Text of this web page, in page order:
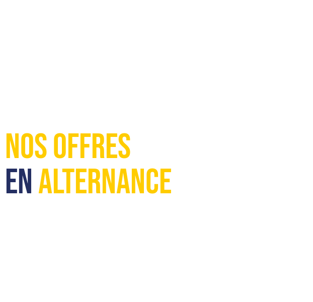
Nos offres
enalternance